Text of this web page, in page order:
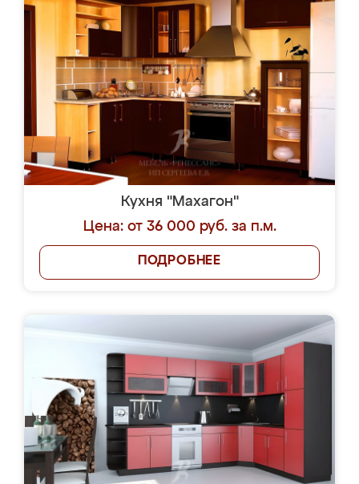
Кухня "Махагон"
Цена: от 36 000 руб. за п.м.
ПОДРОБНЕЕ